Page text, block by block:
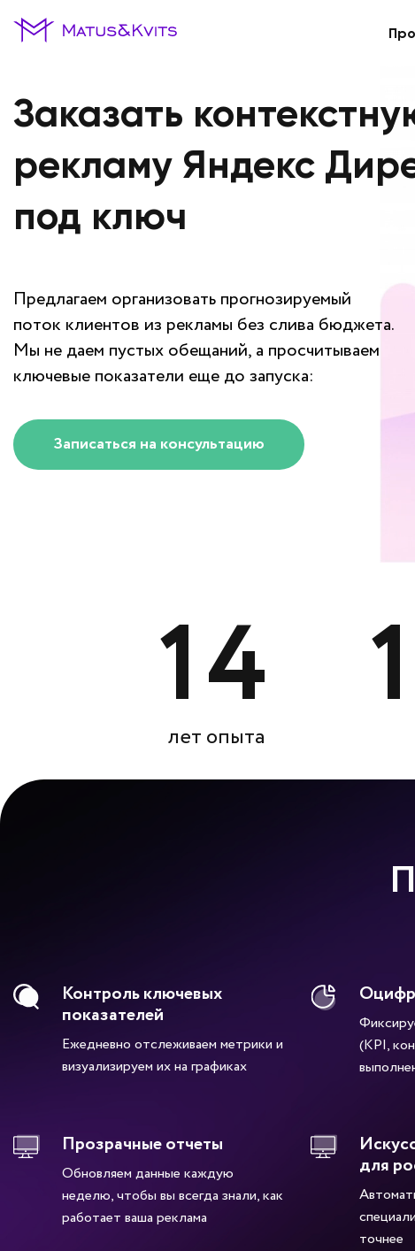
Заказать
рекламу Яндекс
под ключ
Предлагаем организовать прогнозируемый
поток клиентов из рекламы без слива бюджета.
Мы не даем пустых обещаний, а просчитываем
ключевые показатели еще до запуска:
Записаться на консультацию
14
лет опыта
Контроль ключевых
показателей
Ежедневно отслеживаем метрики и
визуализируем их на графиках
(KPI,
Прозрачные отчеты
Обновляем данные каждую
неделю, чтобы вы всегда знали, как
работает ваша реклама
для
точнее